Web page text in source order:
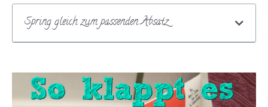
Spring gleich zum passenden Absatz